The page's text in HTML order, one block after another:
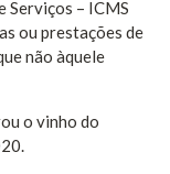
Serviços – ICMS
ou prestações de
não àquele
o vinho do